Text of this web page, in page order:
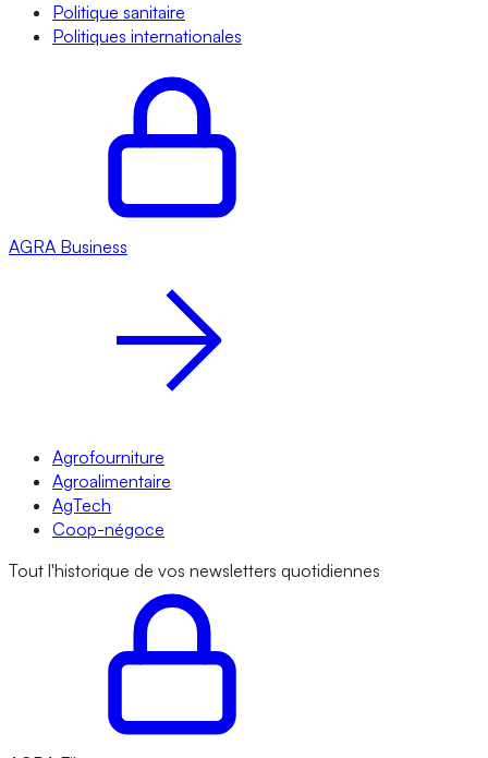
Politique sanitaire
Politiques internationales
AGRA Business
Agrofourniture
Agroalimentaire
AgTech
Coop-négoce
Tout l'historique de vos newsletters quotidiennes